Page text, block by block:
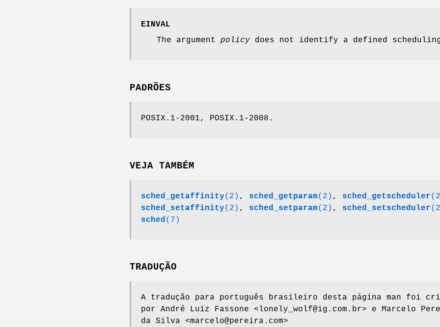
EINVAL
The argument policy does not identify a defined
PADRÕES
POSIX.1-2001, POSIX.1-2008.
VEJA TAMBÉM
sched_getaffinity(2) , sched_getparam(2) , sched_getscheduler
sched_setaffinity(2) , sched_setparam(2) , sched_setscheduler
sched (7)
TRADUÇÃO
A tradução para português brasileiro desta página man foi
por André Luiz Fassone <lonely_wolf@ig.com.br> e Marcelo
da Silva <marcelo@pereira.com>